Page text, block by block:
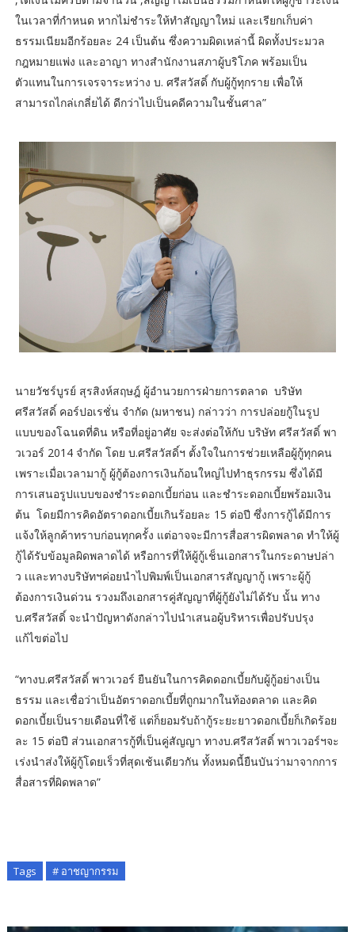
ในเวลาที่กำหนด หากไม่ชำระให้ทำสัญญาใหม่ และเรียกเก็บค่า
ธรรมเนียมอีกร้อยละ 24 เป็นต้น ซึ่งความผิดเหล่านี้ ผิดทั้งประมวล
กฎหมายแพ่ง และอาญา ทางสำนักงานสภาผู้บริโภค พร้อมเป็น
ตัวแทนในการเจรจาระหว่าง บ. ศรีสวัสดิ์ กับผู้กู้ทุกราย เพื่อให้
สามารถไกล่เกลี่ยได้ ดีกว่าไปเป็นคดีความในชั้นศาล”
นายวัชร์บูรย์ สุรสิงห์สฤษฎ์ ผู้อำนวยการฝ่ายการตลาด บริษัท
ศรีสวัสดิ์ คอร์ปอเรชั่น จำกัด (มหาชน) กล่าวว่า การปล่อยกู้ในรูป
แบบของโฉนดที่ดิน หรือที่อยู่อาศัย จะส่งต่อให้กับ บริษัท ศรีสวัสดิ์ พา
วเวอร์ 2014 จำกัด โดย บ.ศรีสวัสดิ์ฯ ตั้งใจในการช่วยเหลือผู้กู้ทุกคน
เพราะเมื่อเวลามากู้ ผู้กู้ต้องการเงินก้อนใหญ่ไปทำธุรกรรม ซึ่งได้มี
การเสนอรูปแบบของชำระดอกเบี้ยก่อน และชำระดอกเบี้ยพร้อมเงิน
ต้น โดยมีการคิดอัตราดอกเบี้ยเกินร้อยละ 15 ต่อปี ซึ่งการกู้ได้มีการ
แจ้งให้ลูกค้าทราบก่อนทุกครั้ง แต่อาจจะมีการสื่อสารผิดพลาด ทำให้ผู้
กู้ได้รับข้อมูลผิดพลาดได้ หรือการที่ให้ผู้กู้เช็นเอกสารในกระดาษปล่า
ว เและทางบริษัทฯค่อยนำไปพิมพ์เป็นเอกสารสัญญากู้ เพราะผู้กู้
ต้องการเงินด่วน รวงมถึงเอกสารคู่สัญญาที่ผู้กู้ยังไม่ได้รับ นั้น ทาง
บ.ศรีสวัสดิ์ จะนำปัญหาดังกล่าวไปนำเสนอผู้บริหารเพื่อปรับปรุง
แก้ไขต่อไป
“ทางบ.ศรีสวัสดิ์ พาวเวอร์ ยืนยันในการคิดดอกเบี้ยกับผู้กู้อย่างเป็น
ธรรม และเชื่อว่าเป็นอัตราดอกเบี้ยที่ถูกมากในท้องตลาด และคิด
ดอกเบี้ยเป็นรายเดือนที่ใช้ แต่ก็ยอมรับถ้ากู้ระยะยาวดอกเบี้ยก็เกิดร้อย
ละ 15 ต่อปี ส่วนเอกสารกู้ที่เป็นคู่สัญญา ทางบ.ศรีสวัสดิ์ พาวเวอร์ฯจะ
เร่งนำส่งให้ผู้กู้โดยเร็วที่สุดเช้นเดียวกัน ทั้งหมดนี้ยืนบันว่ามาจากการ
สื่อสารที่ผิดพลาด”
Tags # อาชญากรรม